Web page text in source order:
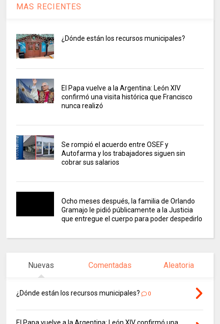
MAS RECIENTES
¿Dónde están los recursos municipales?
El Papa vuelve a la Argentina: León XIV
confirmó una visita histórica que Francisco
nunca realizó
Se rompió el acuerdo entre OSEF y
Autofarma y los trabajadores siguen sin
cobrar sus salarios
Ocho meses después, la familia de Orlando
Gramajo le pidió públicamente a la Justicia
que entregue el cuerpo para poder despedirlo
Nuevas Comentadas Aleatoria
¿Dónde están los recursos municipales? 0